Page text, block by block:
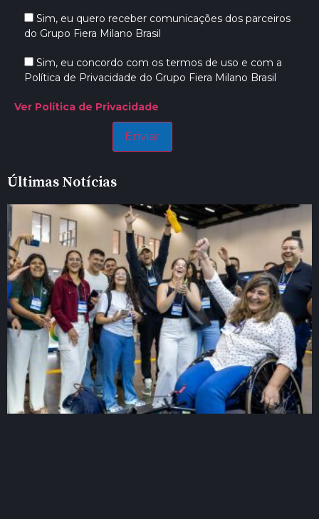
Sim, eu quero receber comunicações dos parceiros
do Grupo Fiera Milano Brasil
Sim, eu concordo com os termos de uso e com a
Política de Privacidade do Grupo Fiera Milano Brasil
Ver Política de Privacidade
Últimas Notícias